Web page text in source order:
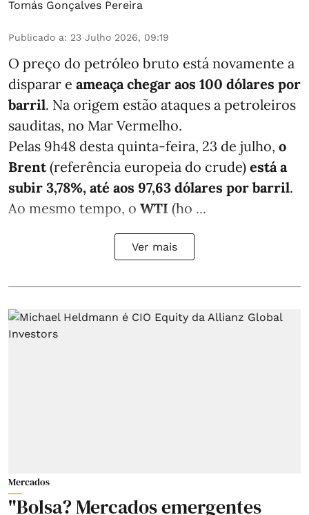
Tomás Gonçalves Pereira
Publicado a: 23 Julho 2026, 09:19
O preço do petróleo bruto está novamente a
disparar e ameaça chegar aos 100 dólares por
barril. Na origem estão ataques a petroleiros
sauditas, no Mar Vermelho.
Pelas 9h48 desta quinta-feira, 23 de julho, o
Brent(referência europeia do crude) está a
subir 3,78%, até aos 97,63 dólares por barril.
Ao mesmo tempo, o WTI (ho ...
Ver mais
Mercados
"Bolsa? Mercados emergentes